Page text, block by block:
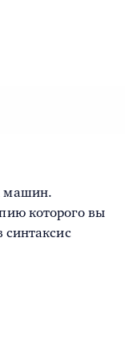
машин.
которого вы
синтаксис